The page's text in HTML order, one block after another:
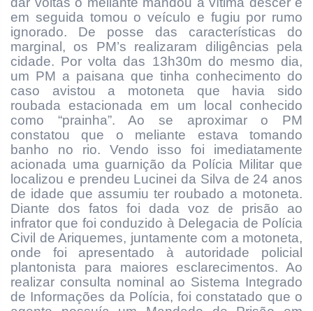
em seguida tomou o veículo e fugiu por rumo
ignorado. De posse das características do
marginal, os PM’s realizaram diligências pela
cidade. Por volta das 13h30m do mesmo dia,
um PM a paisana que tinha conhecimento do
caso avistou a motoneta que havia sido
roubada estacionada em um local conhecido
como “prainha”. Ao se aproximar o PM
constatou que o meliante estava tomando
banho no rio. Vendo isso foi imediatamente
acionada uma guarnição da Polícia Militar que
localizou e prendeu Lucinei da Silva de 24 anos
de idade que assumiu ter roubado a motoneta.
Diante dos fatos foi dada voz de prisão ao
infrator que foi conduzido à Delegacia de Polícia
Civil de Ariquemes, juntamente com a motoneta,
onde foi apresentado à autoridade policial
plantonista para maiores esclarecimentos. Ao
realizar consulta nominal ao Sistema Integrado
de Informações da Polícia, foi constatado que o